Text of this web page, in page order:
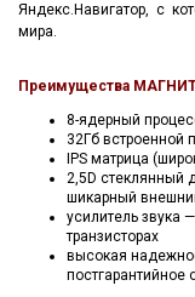
Яндекс.Навигатор, с
мира.
Преимущества
8-ядерный
32Гб встроенной
IPS матрица
2,5D стеклянный
шикарный
усилитель звука
транзисторах
высокая
постгарантийное